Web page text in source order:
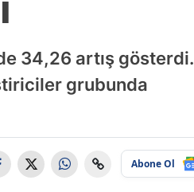
34,26 artış gösterdi.
grubunda
Abone Ol